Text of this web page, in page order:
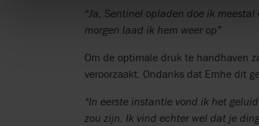
“Ja, Sentinel opladen doe ik
morgen laad ik hem weer op”
Om de optimale druk te handhaven
veroorzaakt. Ondanks dat Emhe dit
“In eerste instantie vond ik het
zou zijn. Ik vind echter wel dat je